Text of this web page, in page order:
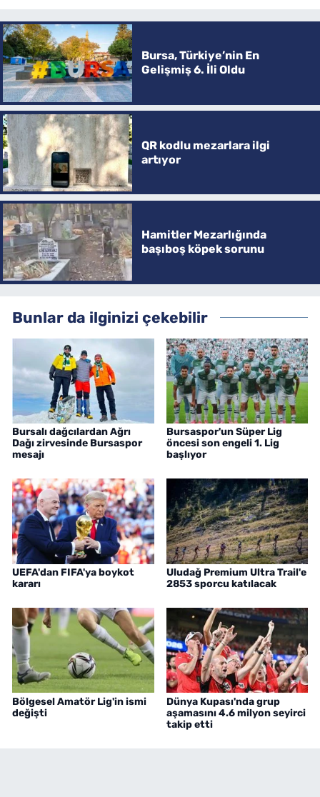
Bursa, Türkiye’nin En
Gelişmiş 6. İli Oldu
QR kodlu mezarlara ilgi
artıyor
Hamitler Mezarlığında
başıboş köpek sorunu
Bunlar da ilginizi çekebilir
Bursalı dağcılardan Ağrı
Dağı zirvesinde Bursaspor
mesajı
Bursaspor'un Süper Lig
öncesi son engeli 1. Lig
başlıyor
UEFA'dan FIFA'ya boykot
kararı
Uludağ Premium Ultra Trail'e
2853 sporcu katılacak
Bölgesel Amatör Lig'in ismi
değişti
Dünya Kupası'nda grup
aşamasını 4.6 milyon seyirci
takip etti